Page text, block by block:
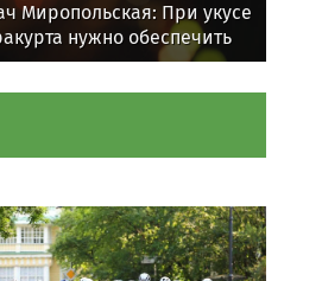
Миропольская: При укусе
нужно обеспечить
покой